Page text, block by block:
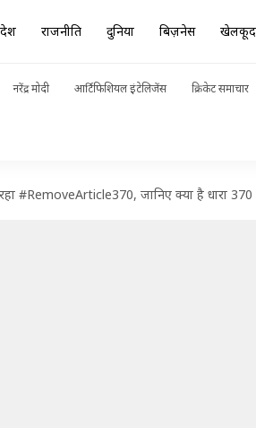
देश राजनीति दुनिया बिज़नेस खेलकूद
नरेंद्र मोदी आर्टिफिशियल इंटेलिजेंस क्रिकेट समाचार
रहा #RemoveArticle370, जानिए क्या है धारा